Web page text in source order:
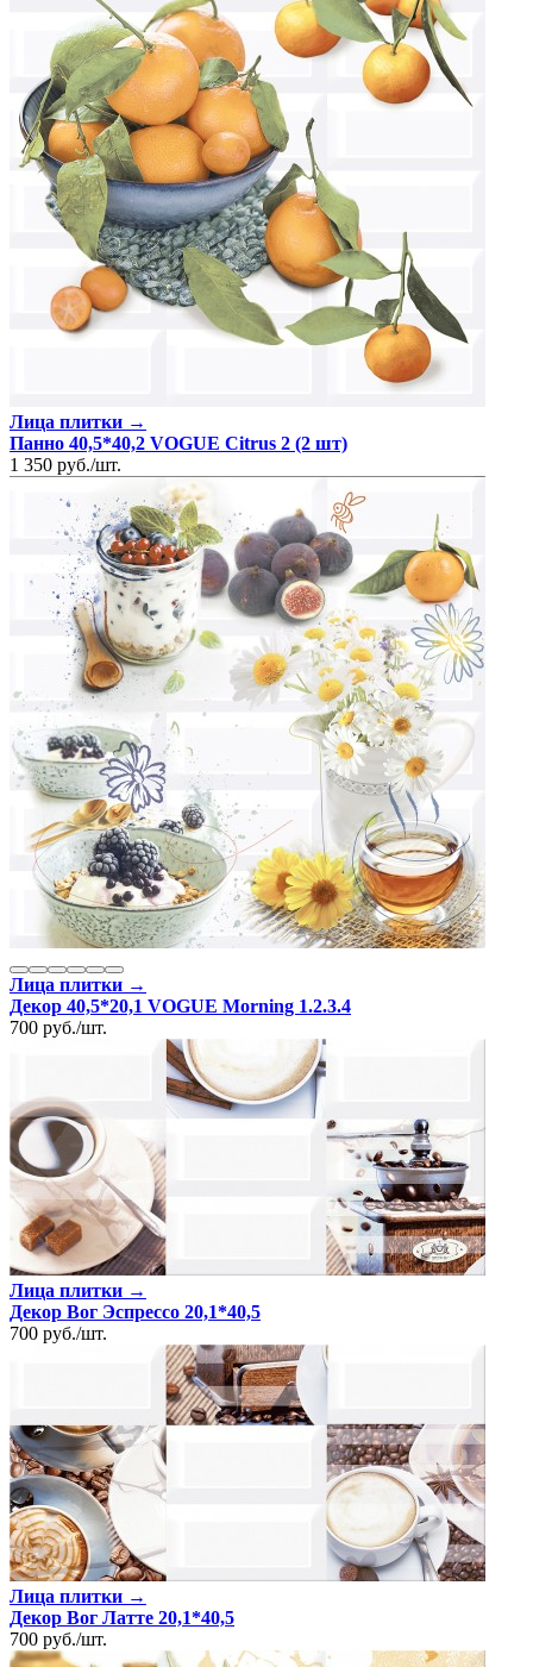
Лица плитки →
Панно 40,5*40,2 VOGUE Citrus 2 (2 шт)
1 350 руб./шт.
Лица плитки →
Декор 40,5*20,1 VOGUE Morning 1.2.3.4
700 руб./шт.
Лица плитки →
Декор Вог Эспрессо 20,1*40,5
700 руб./шт.
Лица плитки →
Декор Вог Латте 20,1*40,5
700 руб./шт.